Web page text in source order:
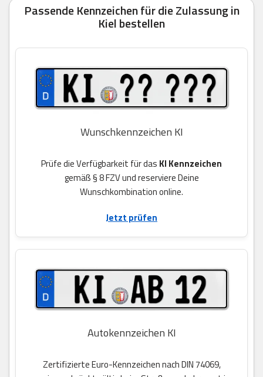
Passende Kennzeichen für die Zulassung in
Kiel bestellen
Wunschkennzeichen KI
Prüfe die Verfügbarkeit für das KI Kennzeichen
gemäß § 8 FZV und reserviere Deine
Wunschkombination online.
Jetzt prüfen
Autokennzeichen KI
Zertifizierte Euro-Kennzeichen nach DIN 74069,